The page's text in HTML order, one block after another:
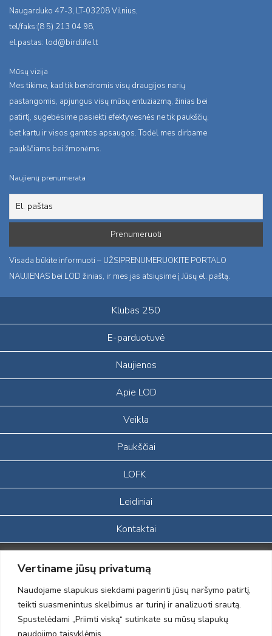
Vertiname jūsų privatumą
Naudojame slapukus siekdami pagerinti jūsų naršymo patirtį,
teikti suasmenintus skelbimus ar turinį ir analizuoti srautą.
Spustelėdami „Priimti viską“ sutinkate su mūsų slapukų
naudojimo taisyklėmis.
Naugarduko 47-3, LT-03208 Vilnius,
tel/faks:(8 5) 213 04 98,
el.pastas: lod@birdlife.lt
Mūsų vizija
Mes tikime, kad tik bendromis visų draugijos narių
pastangomis, apjungus visų mūsų entuziazmą, žinias bei
patirtį, sugebėsime pasiekti efektyvesnės ne tik paukščių,
bet kartu ir visos gamtos apsaugos. Todėl mes dirbame
paukščiams bei žmonėms.
Naujienų prenumerata
Visada būkite informuoti – UŽSIPRENUMERUOKITE PORTALO
NAUJIENAS bei LOD žinias, ir mes jas atsiųsime į Jūsų el. paštą.
Klubas 250
E-parduotuvė
Naujienos
Apie LOD
Veikla
Paukščiai
LOFK
Leidiniai
Kontaktai
Portalas sukurtas įgyvendinant Lietuvos Respublikos, Europos
ekonominės erdvės ir Norvegijos finansinių mechanizmų iš dalies
finansuojamą paprojektį
„LOD visuomeninės /gamtosauginės veiklos sustiprinimas ir įvaizdžio
formavimas įtraukiant visuomenę į aplinkosauginių tyrimų veiklą“
(paprojekčio
įgyvendinimo sutarties numeris 2004-LT0008-NVO-1EEE/NOR-02-